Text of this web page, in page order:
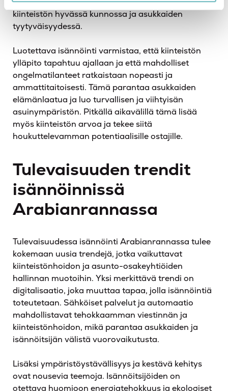
kiinteistön hyvässä kunnossa ja asukkaiden
tyytyväisyydessä.
Luotettava isännöinti varmistaa, että kiinteistön
ylläpito tapahtuu ajallaan ja että mahdolliset
ongelmatilanteet ratkaistaan nopeasti ja
ammattitaitoisesti. Tämä parantaa asukkaiden
elämänlaatua ja luo turvallisen ja viihtyisän
asuinympäristön. Pitkällä aikavälillä tämä lisää
myös kiinteistön arvoa ja tekee siitä
houkuttelevamman potentiaalisille ostajille.
Tulevaisuuden trendit
isännöinnissä
Arabianrannassa
Tulevaisuudessa isännöinti Arabianrannassa tulee
kokemaan uusia trendejä, jotka vaikuttavat
kiinteistönhoidon ja asunto-osakeyhtiöiden
hallinnan muotoihin. Yksi merkittävä trendi on
digitalisaatio, joka muuttaa tapaa, jolla isännöintiä
toteutetaan. Sähköiset palvelut ja automaatio
mahdollistavat tehokkaamman viestinnän ja
kiinteistönhoidon, mikä parantaa asukkaiden ja
isännöitsijän välistä vuorovaikutusta.
Lisäksi ympäristöystävällisyys ja kestävä kehitys
ovat nousevia teemoja. Isännöitsijöiden on
otettava huomioon energiatehokkuus ja ekologiset